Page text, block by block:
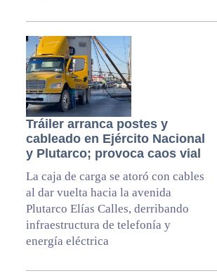
Tráiler arranca postes y
cableado en Ejército Nacional
y Plutarco; provoca caos vial
La caja de carga se atoró con cables
al dar vuelta hacia la avenida
Plutarco Elías Calles, derribando
infraestructura de telefonía y
energía eléctrica